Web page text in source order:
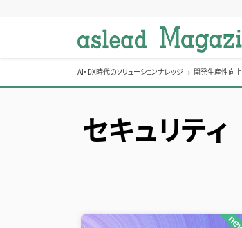
o
AI・DX時代のソリューションナレッジ 開発生産性向上
セキュリティ